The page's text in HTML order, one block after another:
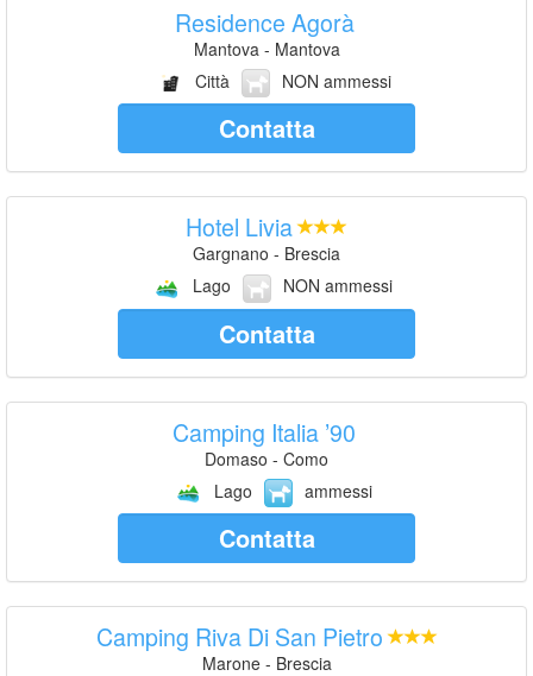
Residence Agorà
Mantova - Mantova
Città
NON ammessi
Contatta
Hotel Livia
Gargnano - Brescia
Lago
NON ammessi
Contatta
Camping Italia ’90
Domaso - Como
Lago
ammessi
Contatta
Camping Riva Di San Pietro
Marone - Brescia